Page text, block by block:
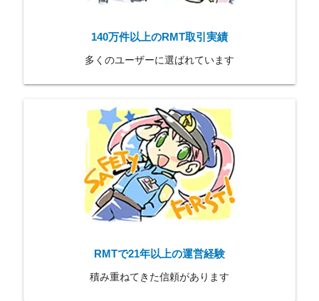
140万件以上のRMT取引実績
多くのユーザーに選ばれています
RMTで21年以上の運営経験
積み重ねてきた信頼があります